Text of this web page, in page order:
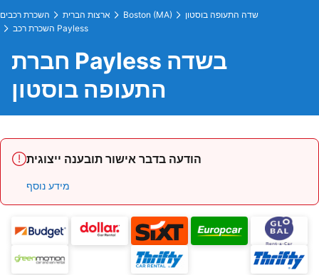
השכרת רכבים ארצות הברית Boston (MA)
שדה התעופה בוסטון
השכרת רכב Payless
חברת Payless בשדה
התעופה בוסטון
הודעה בדבר אישור תובענה ייצוגית
מידע נוסף